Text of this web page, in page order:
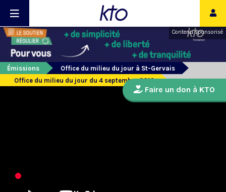
Contenu sponsorisé
Émissions
Office du milieu du jour à St-Gervais
Office du milieu du jour du 4 septembre 2019
Faire un don à KTO